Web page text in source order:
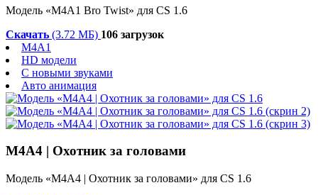
Модель «M4A1 Bro Twist» для CS 1.6
Скачать (3.72 МБ) 106 загрузок
M4A1
HD модели
С новыми звуками
Авто анимация
М4А4 | Охотник за головами
Модель «М4А4 | Охотник за головами» для CS 1.6